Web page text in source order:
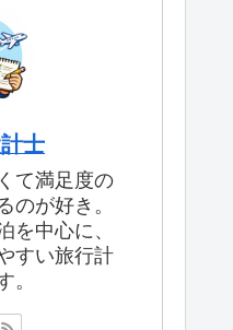
士
て満足度の
のが好き。
を中心に、
すい旅行計
。